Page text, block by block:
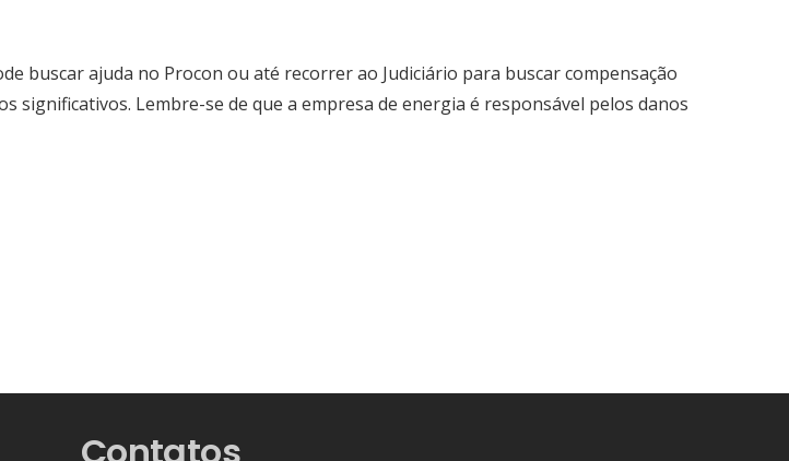
buscar ajuda no Procon ou até recorrer ao Judiciário para buscar compensação
Lembre-se de que a empresa de energia é responsável pelos danos